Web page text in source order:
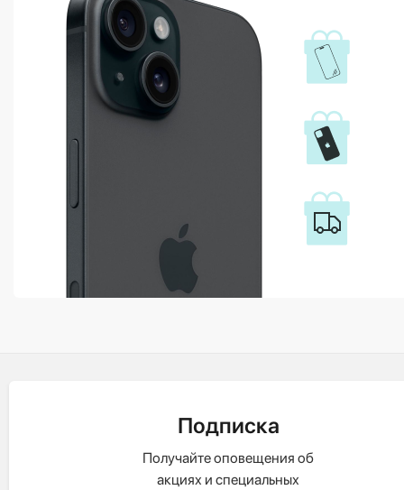
Подписка
Получайте оповещения об
акциях и специальных